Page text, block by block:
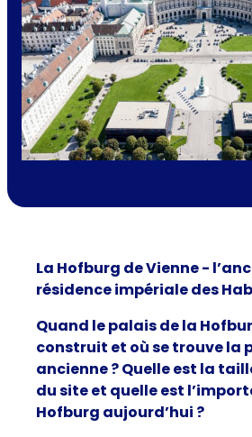
La Hofburg de Vienne -
résidence impériale des
Quand le palais de la
construit et où se trouve la
ancienne ? Quelle est la
du site et quelle est
Hofburg aujourd’hui ?